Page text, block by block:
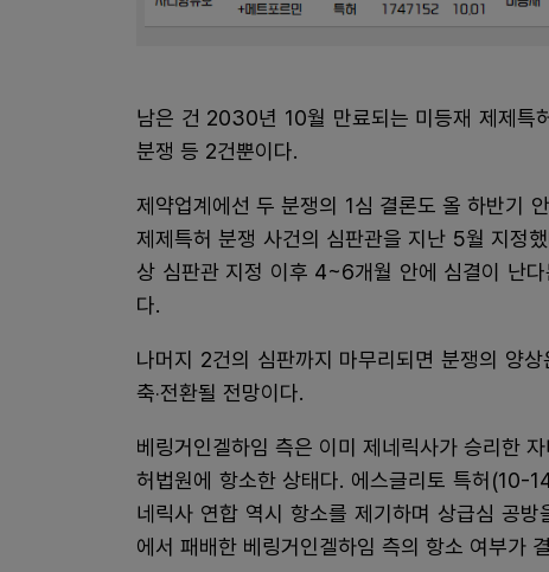
남은 건 2030년 10월 만료되는 미등재 제제
분쟁 등 2건뿐이다.
제약업계에선 두 분쟁의 1심 결론도 올 하반기
제제특허 분쟁 사건의 심판관을 지난 5월 지정
상 심판관 지정 이후 4~6개월 안에 심결이 난
다.
나머지 2건의 심판까지 마무리되면 분쟁의 양
축‧전환될 전망이다.
베링거인겔하임 측은 이미 제네릭사가 승리한
허법원에 항소한 상태다. 에스글리토 특허(10-
네릭사 연합 역시 항소를 제기하며 상급심 공
에서 패배한 베링거인겔하임 측의 항소 여부가